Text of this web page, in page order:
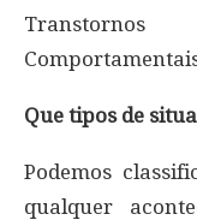
Transtornos
Que tipos de
Podemos
qualquer